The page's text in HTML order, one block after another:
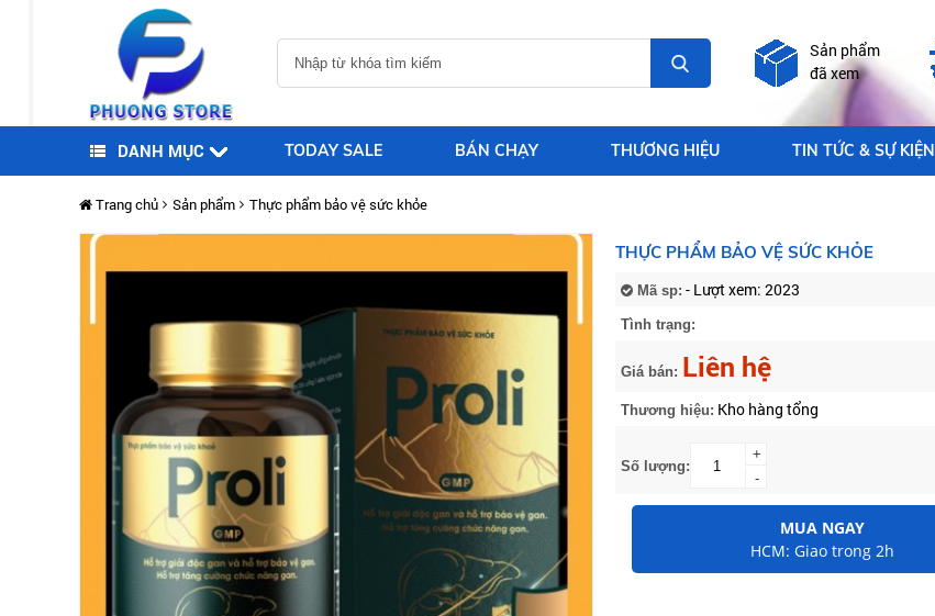
Sản phẩm
đã xem
DANH MỤC TODAY SALE BÁN CHẠY THƯƠNG HIỆU TIN TỨC & SỰ KIỆN
Trang chủ Sản phẩm Thực phẩm bảo vệ sức khỏe
THỰC PHẨM BẢO VỆ SỨC KHỎE
Mã sp: - Lượt xem: 2023
Tình trạng:
Giá bán: Liên hệ
Thương hiệu: Kho hàng tổng
Số lượng:
+
-
MUA NGAY
HCM: Giao trong 2h